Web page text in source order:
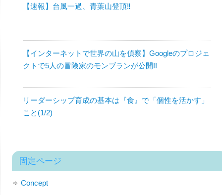
【速報】台風一過、青葉山登頂‼︎
【インターネットで世界の山を偵察】Googleのプロジェ
クトで5人の冒険家のモンブランが公開!!
リーダーシップ育成の基本は『食』で「個性を活かす」
こと(1/2)
固定ページ
Concept